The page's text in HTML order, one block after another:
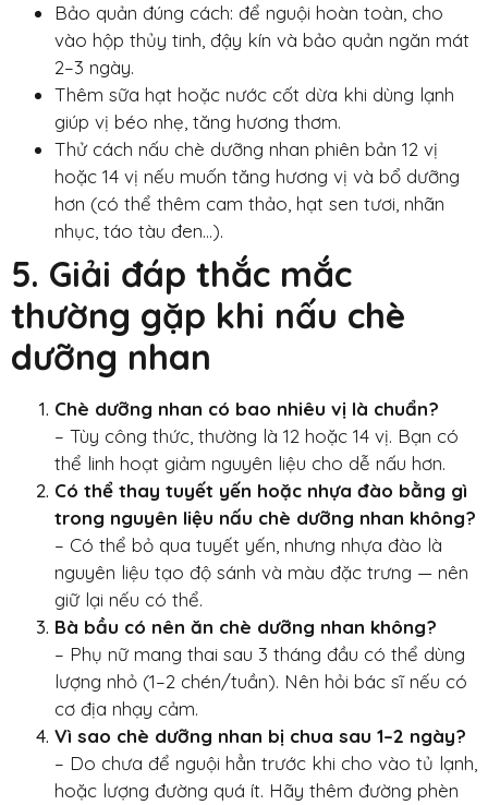
Bảo quản đúng cách: để nguội hoàn toàn, cho
vào hộp thủy tinh, đậy kín và bảo quản ngăn mát
2–3 ngày.
Thêm sữa hạt hoặc nước cốt dừa khi dùng lạnh
giúp vị béo nhẹ, tăng hương thơm.
Thử cách nấu chè dưỡng nhan phiên bản 12 vị
hoặc 14 vị nếu muốn tăng hương vị và bổ dưỡng
hơn (có thể thêm cam thảo, hạt sen tươi, nhãn
nhục, táo tàu đen…).
5. Giải đáp thắc mắc
thường gặp khi nấu chè
dưỡng nhan
Chè dưỡng nhan có bao nhiêu vị là chuẩn?
– Tùy công thức, thường là 12 hoặc 14 vị. Bạn có
thể linh hoạt giảm nguyên liệu cho dễ nấu hơn.
Có thể thay tuyết yến hoặc nhựa đào bằng gì
trong nguyên liệu nấu chè dưỡng nhan không?
– Có thể bỏ qua tuyết yến, nhưng nhựa đào là
nguyên liệu tạo độ sánh và màu đặc trưng — nên
giữ lại nếu có thể.
Bà bầu có nên ăn chè dưỡng nhan không?
– Phụ nữ mang thai sau 3 tháng đầu có thể dùng
lượng nhỏ (1–2 chén/tuần). Nên hỏi bác sĩ nếu có
cơ địa nhạy cảm.
Vì sao chè dưỡng nhan bị chua sau 1–2 ngày?
– Do chưa để nguội hẳn trước khi cho vào tủ lạnh,
hoặc lượng đường quá ít. Hãy thêm đường phèn